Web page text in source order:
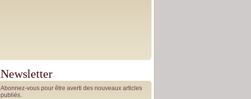
Newsletter
Abonnez-vous pour être averti des nouveaux articles
publiés.